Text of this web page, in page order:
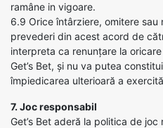
ramâne in vigoare.
6.9 Orice întârziere, omitere
prevederi din acest acord de
interpreta ca renunțare la
Get’s Bet, și nu va putea
împiedicarea ulterioară a
7. Joc responsabil
Get’s Bet aderă la politica de